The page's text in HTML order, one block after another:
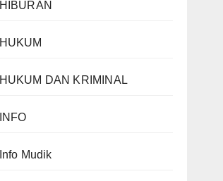
HIBURAN
HUKUM
HUKUM DAN KRIMINAL
INFO
Info Mudik